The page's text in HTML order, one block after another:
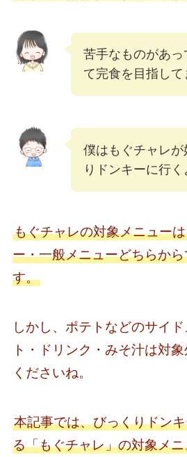
苦手なものがあっ
て完食を目指して
僕はもぐチャレが
りドンキーに行く
もぐチャレの対象メニュー
ー・一般メニューどちらか
す。
しかし、ポテトなどのサイ
ト・ドリンク・みそ汁は対
くださいね。
本記事では、びっくりドン
る「もぐチャレ」の対象メ